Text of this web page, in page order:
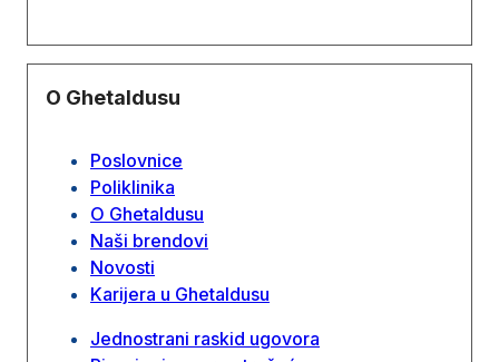
O Ghetaldusu
Poslovnice
Poliklinika
O Ghetaldusu
Naši brendovi
Novosti
Karijera u Ghetaldusu
Jednostrani raskid ugovora